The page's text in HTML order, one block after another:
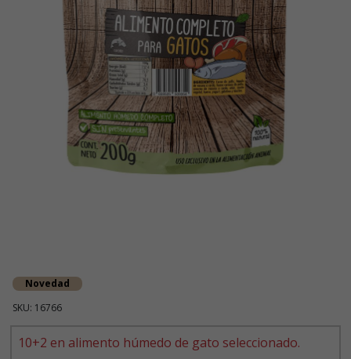
Novedad
SKU: 16766
10+2 en alimento húmedo de gato seleccionado.